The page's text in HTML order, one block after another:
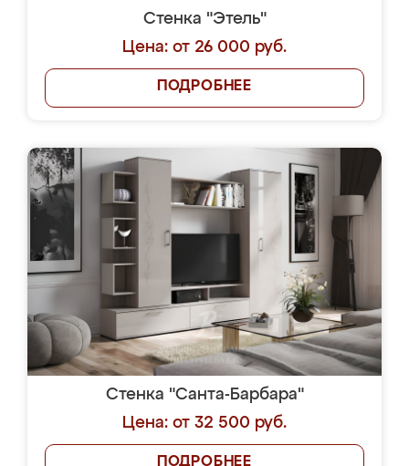
Стенка "Этель"
Цена: от 26 000 руб.
ПОДРОБНЕЕ
Стенка "Санта-Барбара"
Цена: от 32 500 руб.
ПОДРОБНЕЕ